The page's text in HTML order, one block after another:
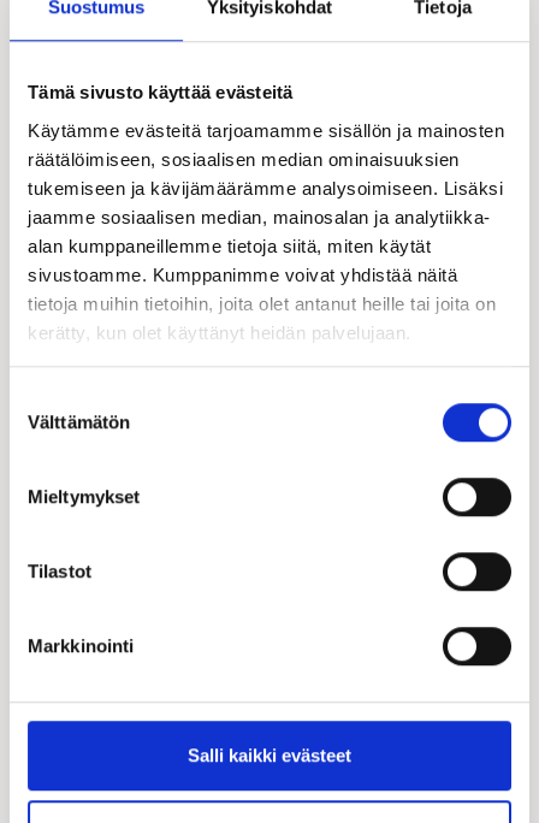
Suostumus Yksityiskohdat Tietoja
Tämä sivusto käyttää evästeitä
Käytämme evästeitä tarjoamamme sisällön ja mainosten
räätälöimiseen, sosiaalisen median ominaisuuksien
tukemiseen ja kävijämäärämme analysoimiseen. Lisäksi
jaamme sosiaalisen median, mainosalan ja analytiikka-
alan kumppaneillemme tietoja siitä, miten käytät
sivustoamme. Kumppanimme voivat yhdistää näitä
tietoja muihin tietoihin, joita olet antanut heille tai joita on
kerätty, kun olet käyttänyt heidän palvelujaan.
valinta
Välttämätön
Mieltymykset
Tilastot
Markkinointi
Salli kaikki evästeet
Opastus
Esittelyssä paikalla: